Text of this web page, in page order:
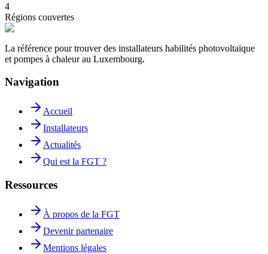
4
Régions couvertes
La référence pour trouver des installateurs habilités photovoltaïque
et pompes à chaleur au Luxembourg.
Navigation
Accueil
Installateurs
Actualités
Qui est la FGT ?
Ressources
À propos de la FGT
Devenir partenaire
Mentions légales